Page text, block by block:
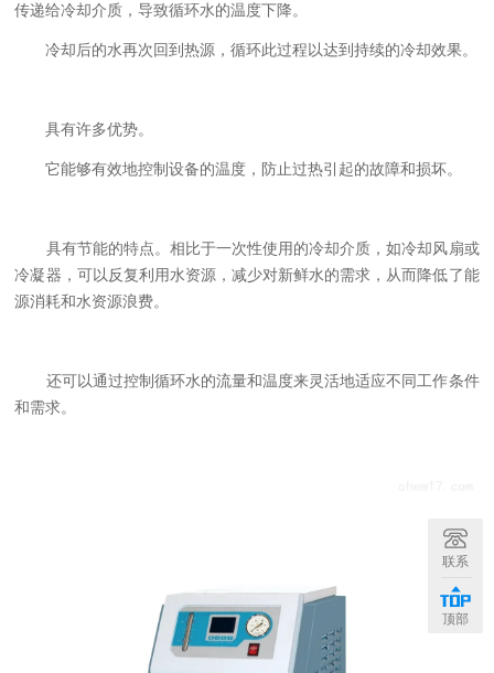
传递给冷却介质，导致循环水的温度下降。
冷却后的水再次回到热源，循环此过程以达到持续的冷却效果。
具有许多优势。
它能够有效地控制设备的温度，防止过热引起的故障和损坏。
具有节能的特点。相比于一次性使用的冷却介质，如冷却风扇或
冷凝器，可以反复利用水资源，减少对新鲜水的需求，从而降低了能
源消耗和水资源浪费。
还可以通过控制循环水的流量和温度来灵活地适应不同工作条件
和需求。
联系
顶部